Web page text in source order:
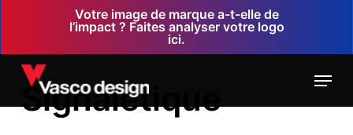
main
content
Votre image de marque a-t-elle de
l’impact ? Faites analyser votre logo
ici.
Menu
Signalétique